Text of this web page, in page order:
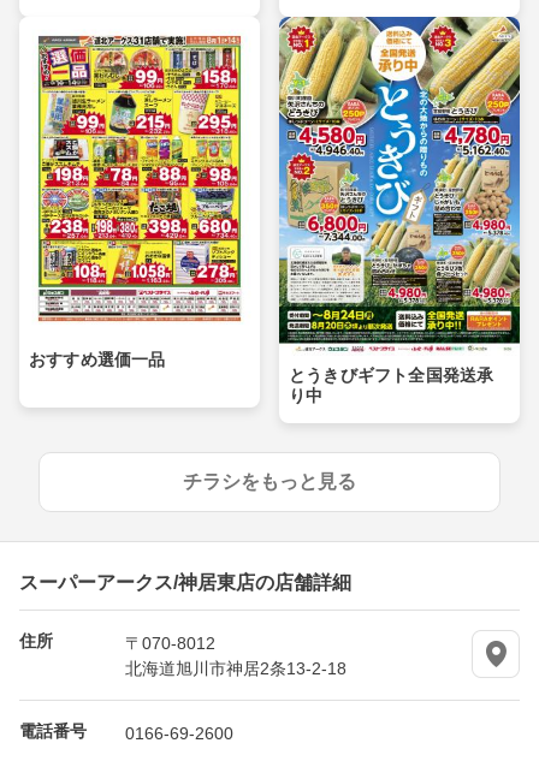
おすすめ選価一品
とうきびギフト全国発送承
り中
チラシをもっと見る
スーパーアークス/神居東店の店舗詳細
住所
〒070-8012
北海道旭川市神居2条13-2-18
電話番号 0166-69-2600